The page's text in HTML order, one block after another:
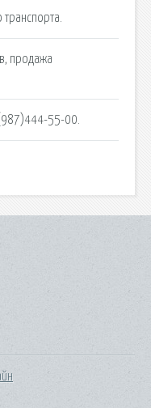
продажа
55-00.